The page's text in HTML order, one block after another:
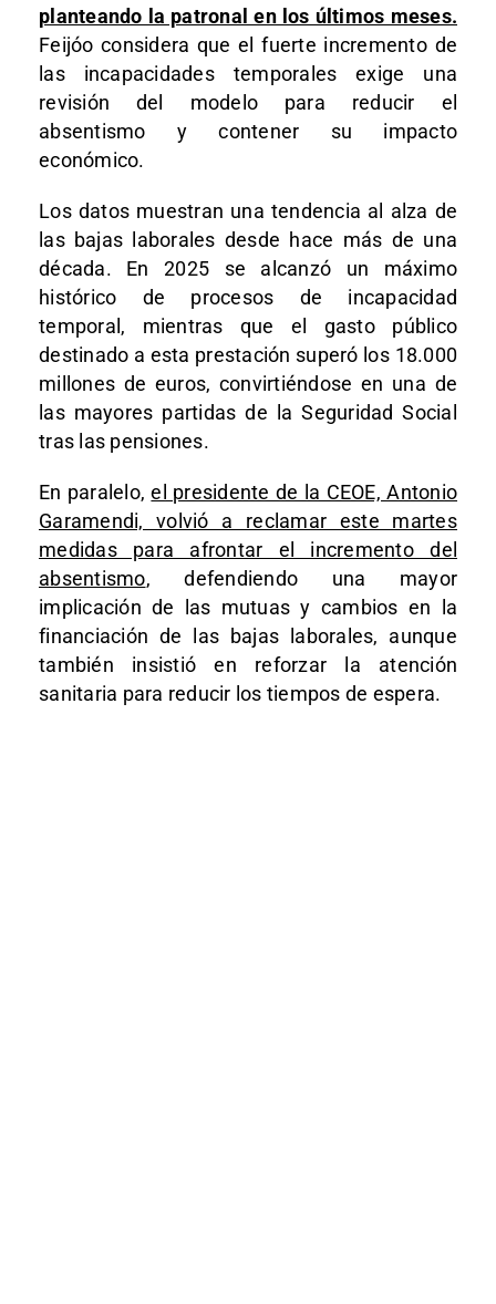
planteando la patronal en los últimos meses.
Feijóo considera que el fuerte incremento de
las incapacidades temporales exige una
revisión del modelo para reducir el
absentismo y contener su impacto
económico.
Los datos muestran una tendencia al alza de
las bajas laborales desde hace más de una
década. En 2025 se alcanzó un máximo
histórico de procesos de incapacidad
temporal, mientras que el gasto público
destinado a esta prestación superó los 18.000
millones de euros, convirtiéndose en una de
las mayores partidas de la Seguridad Social
tras las pensiones.
En paralelo,el presidente de la CEOE, Antonio
Garamendi, volvió a reclamar este martes
medidas para afrontar el incremento del
absentismo, defendiendo una mayor
implicación de las mutuas y cambios en la
financiación de las bajas laborales, aunque
también insistió en reforzar la atención
sanitaria para reducir los tiempos de espera.